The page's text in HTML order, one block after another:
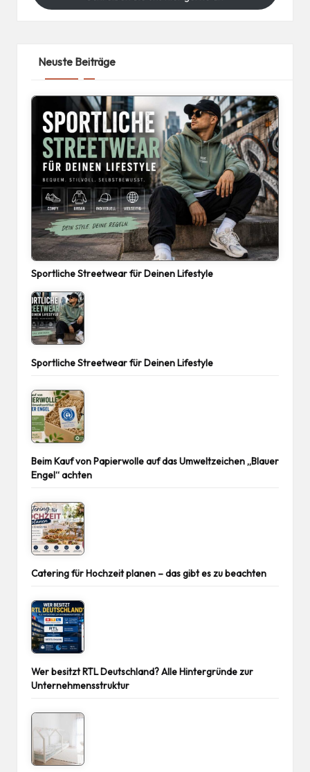
Neuste Beiträge
Sportliche Streetwear für Deinen Lifestyle
Sportliche Streetwear für Deinen Lifestyle
Beim Kauf von Papierwolle auf das Umweltzeichen „Blauer
Engel“ achten
Catering für Hochzeit planen – das gibt es zu beachten
Wer besitzt RTL Deutschland? Alle Hintergründe zur
Unternehmensstruktur